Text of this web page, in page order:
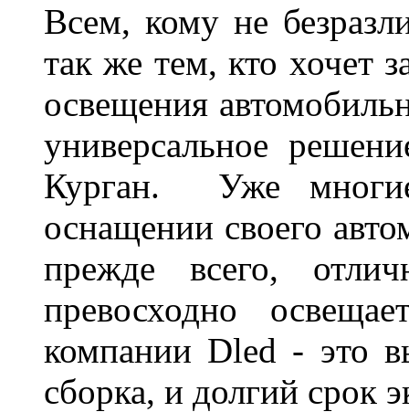
Всем, кому не
так же тем, кто хочет
освещения
универсальное
Курган. Уже многие
оснащении своего
прежде всего,
превосходно
компании Dled - это
сборка, и долгий срок